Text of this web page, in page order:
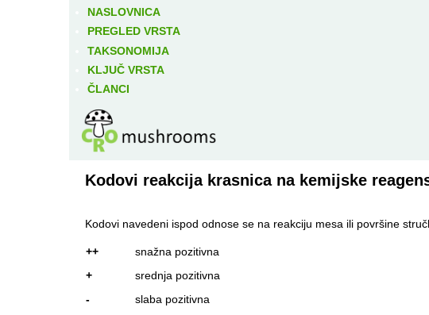
NASLOVNICA
PREGLED VRSTA
TAKSONOMIJA
KLJUČ VRSTA
ČLANCI
Kodovi reakcija krasnica na kemijske
Kodovi navedeni ispod odnose se na reakciju mesa ili površine
++
snažna pozitivna
+
srednja pozitivna
-
slaba pozitivna